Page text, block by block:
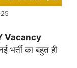
Vacancy
भर्ती का बहुत ही